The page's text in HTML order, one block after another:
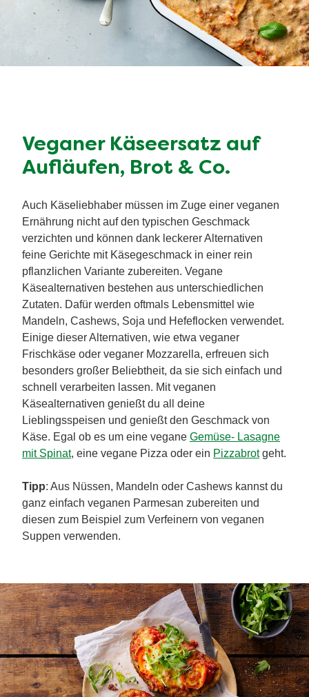
Veganer Käseersatz auf
Aufläufen, Brot & Co.
Auch Käseliebhaber müssen im Zuge einer veganen
Ernährung nicht auf den typischen Geschmack
verzichten und können dank leckerer Alternativen
feine Gerichte mit Käsegeschmack in einer rein
pflanzlichen Variante zubereiten. Vegane
Käsealternativen bestehen aus unterschiedlichen
Zutaten. Dafür werden oftmals Lebensmittel wie
Mandeln, Cashews, Soja und Hefeflocken verwendet.
Einige dieser Alternativen, wie etwa veganer
Frischkäse oder veganer Mozzarella, erfreuen sich
besonders großer Beliebtheit, da sie sich einfach und
schnell verarbeiten lassen. Mit veganen
Käsealternativen genießt du all deine
Lieblingsspeisen und genießt den Geschmack von
Käse. Egal ob es um eine vegane Gemüse- Lasagne
mit Spinat, eine vegane Pizza oder ein Pizzabrotgeht.
Tipp: Aus Nüssen, Mandeln oder Cashews kannst du
ganz einfach veganen Parmesan zubereiten und
diesen zum Beispiel zum Verfeinern von veganen
Suppen verwenden.